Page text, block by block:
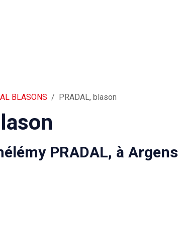
BLASONS PRADAL, blason
PRADAL, à Argens